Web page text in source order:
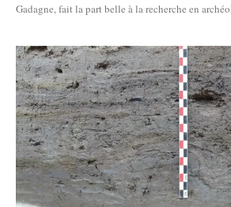
Gadagne, fait la part belle à la recherche en